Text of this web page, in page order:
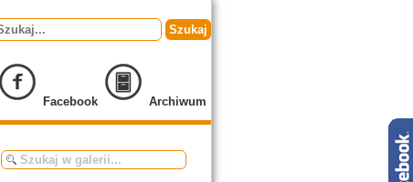
Szukaj
Archiwum
Facebook